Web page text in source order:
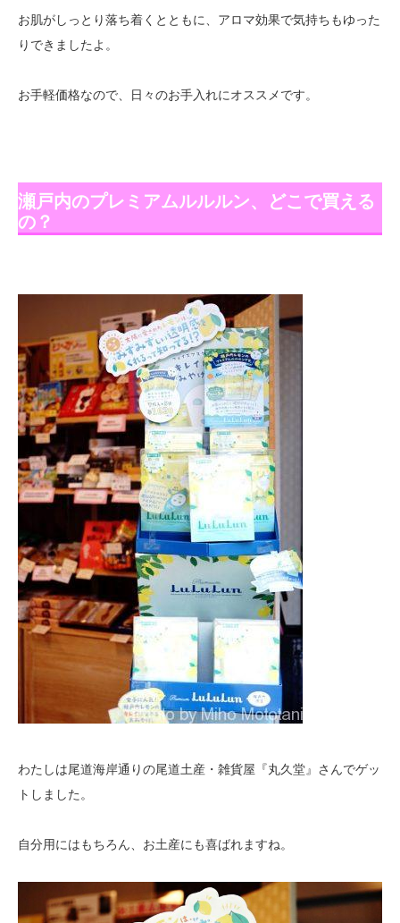
お肌がしっとり落ち着くとともに、アロマ効果で気持ちもゆった
りできましたよ。
お手軽価格なので、日々のお手入れにオススメです。
瀬戸内のプレミアムルルルン、どこで買える
の？
わたしは尾道海岸通りの尾道土産・雑貨屋『丸久堂』さんでゲッ
トしました。
自分用にはもちろん、お土産にも喜ばれますね。